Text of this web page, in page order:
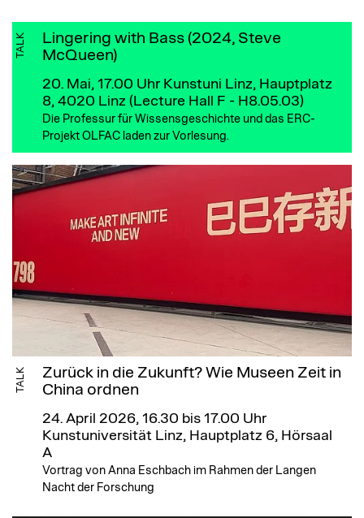
TALK
Lingering with Bass (2024, Steve
McQueen)
20. Mai, 17.00 Uhr Kunstuni Linz, Hauptplatz
8, 4020 Linz (Lecture Hall F - H8.05.03)
Die Professur für Wissensgeschichte und das ERC-
Projekt OLFAC laden zur Vorlesung.
TALK
Zurück in die Zukunft? Wie Museen Zeit in
China ordnen
24. April 2026, 16.30 bis 17.00 Uhr
Kunstuniversität Linz, Hauptplatz 6, Hörsaal
A
Vortrag von Anna Eschbach im Rahmen der Langen
Nacht der Forschung